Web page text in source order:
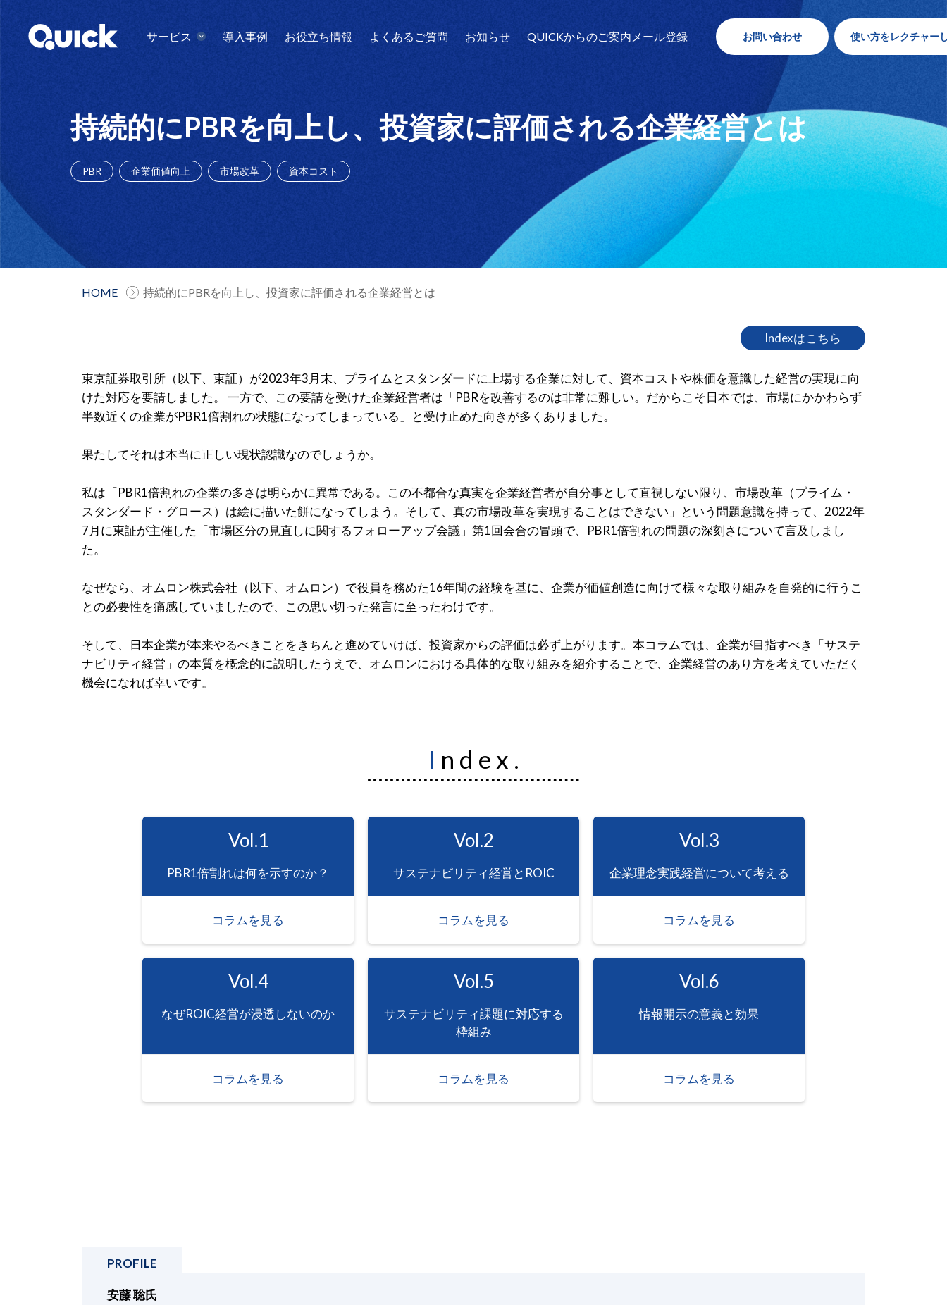
サービス 導入事例 お役立ち情報 よくあるご質問 お知らせ QUICKからのご案内メール登録 お問い合わせ 使い方をレクチャー
持続的にPBRを向上し、投資家に評価される企業経営とは
PBR 企業価値向上 市場改革 資本コスト
HOME 持続的にPBRを向上し、投資家に評価される企業経営とは
Indexはこちら
東京証券取引所（以下、東証）が2023年3月末、プライムとスタンダードに上場する企業に対して、資本コストや株価を意識した経営の実現に向
けた対応を要請しました。 一方で、この要請を受けた企業経営者は「PBRを改善するのは非常に難しい。だからこそ日本では、市場にかかわらず
半数近くの企業がPBR1倍割れの状態になってしまっている」と受け止めた向きが多くありました。
果たしてそれは本当に正しい現状認識なのでしょうか。
私は「PBR1倍割れの企業の多さは明らかに異常である。この不都合な真実を企業経営者が自分事として直視しない限り、市場改革（プライム・
スタンダード・グロース）は絵に描いた餅になってしまう。そして、真の市場改革を実現することはできない」という問題意識を持って、2022年
7月に東証が主催した「市場区分の見直しに関するフォローアップ会議」第1回会合の冒頭で、PBR1倍割れの問題の深刻さについて言及しまし
た。
なぜなら、オムロン株式会社（以下、オムロン）で役員を務めた16年間の経験を基に、企業が価値創造に向けて様々な取り組みを自発的に行うこ
との必要性を痛感していましたので、この思い切った発言に至ったわけです。
そして、日本企業が本来やるべきことをきちんと進めていけば、投資家からの評価は必ず上がります。本コラムでは、企業が目指すべき「サステ
ナビリティ経営」の本質を概念的に説明したうえで、オムロンにおける具体的な取り組みを紹介することで、企業経営のあり方を考えていただく
機会になれば幸いです。
I n d e x .
Vol.1
PBR1倍割れは何を示すのか？
コラムを見る
Vol.2
サステナビリティ経営とROIC
コラムを見る
Vol.3
企業理念実践経営について考える
コラムを見る
Vol.4
なぜROIC経営が浸透しないのか
コラムを見る
Vol.5
サステナビリティ課題に対応する
枠組み
コラムを見る
Vol.6
情報開示の意義と効果
コラムを見る
安藤 聡氏